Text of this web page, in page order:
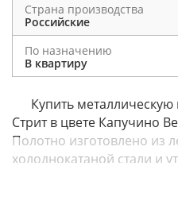
Страна производства
Российские
По назначению
В квартиру
Купить металлическую
Стрит в цвете Капучино
Полотно изготовлено из
холоднокатаной стали и